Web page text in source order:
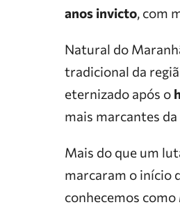
anos invicto, com
Natural do
tradicional da
eternizado após o
mais marcantes
Mais do que um
marcaram o início
conhecemos como